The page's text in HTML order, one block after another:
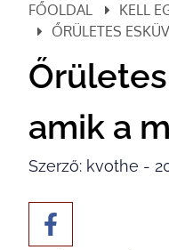
FŐOLDAL
KELL
ŐRÜLETES
amik a
Szerző: kvothe -